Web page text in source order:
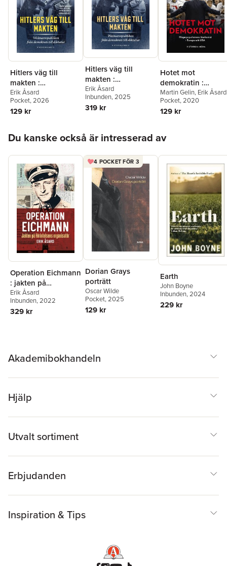
Hitlers väg till
makten :
Weimarrepubliken
från demokrati till
diktatur
Erik Åsard
Pocket, 2026
129 kr
Hitlers väg till
makten :
Weimarrepubliken
från demokrati till
diktatur
Erik Åsard
Inbunden, 2025
319 kr
Hotet mot
demokratin :
högerpopulismens
återkomst i Europa
och USA
Martin Gelin, Erik Åsard
Pocket, 2020
129 kr
Du kanske också är intresserad av
Operation Eichmann
: jakten på
Förintelsens
organisatör
Erik Åsard
Inbunden, 2022
329 kr
4 POCKET FÖR 3
Dorian Grays
porträtt
Oscar Wilde
Pocket, 2025
129 kr
Earth
John Boyne
Inbunden, 2024
229 kr
Akademibokhandeln
Hjälp
Utvalt sortiment
Erbjudanden
Inspiration & Tips